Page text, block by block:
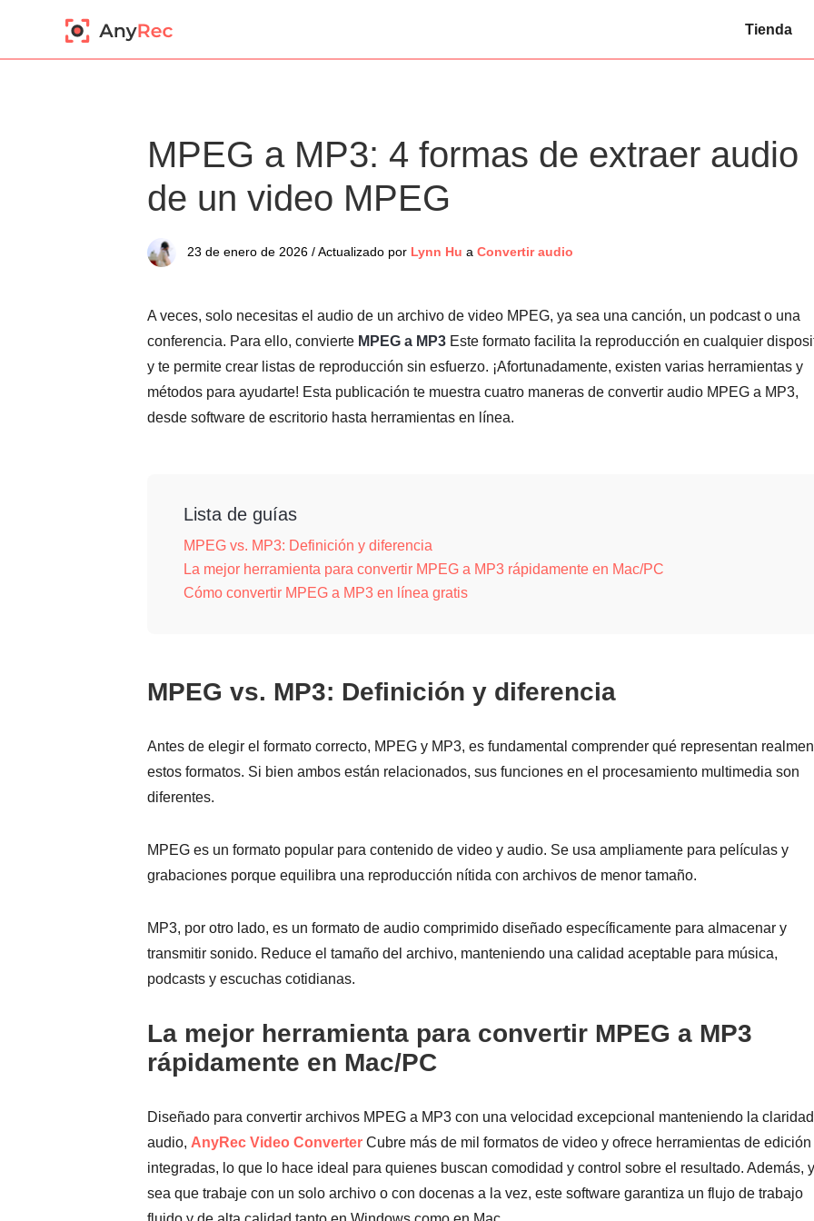
Tienda
MPEG a MP3: 4 formas de extraer audio
de un video MPEG
23 de enero de 2026 / Actualizado por Lynn Hu a Convertir audio
A veces, solo necesitas el audio de un archivo de video MPEG, ya sea una canción, un podcast o una
conferencia. Para ello, convierte MPEG a MP3 Este formato facilita la reproducción en cualquier
y te permite crear listas de reproducción sin esfuerzo. ¡Afortunadamente, existen varias herramientas y
métodos para ayudarte! Esta publicación te muestra cuatro maneras de convertir audio MPEG a MP3,
desde software de escritorio hasta herramientas en línea.
Lista de guías
MPEG vs. MP3: Definición y diferencia
La mejor herramienta para convertir MPEG a MP3 rápidamente en Mac/PC
Cómo convertir MPEG a MP3 en línea gratis
MPEG vs. MP3: Definición y diferencia
Antes de elegir el formato correcto, MPEG y MP3, es fundamental comprender qué representan
estos formatos. Si bien ambos están relacionados, sus funciones en el procesamiento multimedia son
diferentes.
MPEG es un formato popular para contenido de video y audio. Se usa ampliamente para películas y
grabaciones porque equilibra una reproducción nítida con archivos de menor tamaño.
MP3, por otro lado, es un formato de audio comprimido diseñado específicamente para almacenar y
transmitir sonido. Reduce el tamaño del archivo, manteniendo una calidad aceptable para música,
podcasts y escuchas cotidianas.
La mejor herramienta para convertir MPEG a MP3
rápidamente en Mac/PC
Diseñado para convertir archivos MPEG a MP3 con una velocidad excepcional manteniendo la
audio, AnyRec Video Converter Cubre más de mil formatos de video y ofrece herramientas de edición
integradas, lo que lo hace ideal para quienes buscan comodidad y control sobre el resultado. Además,
sea que trabaje con un solo archivo o con docenas a la vez, este software garantiza un flujo de trabajo